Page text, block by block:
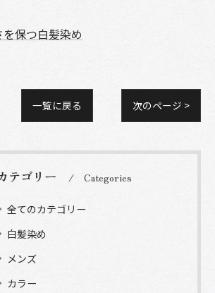
保つ白髪染め
一覧に戻る 次のページ >
テゴリー Categories
全てのカテゴリー
白髪染め
メンズ
カラー